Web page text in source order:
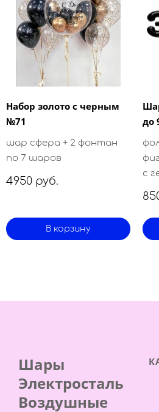
Набор золото с черным
№71
шар сфера + 2 фонтан
по 7 шаров
4950 руб.
В корзину
до
с
Шары
Электросталь
Воздушные